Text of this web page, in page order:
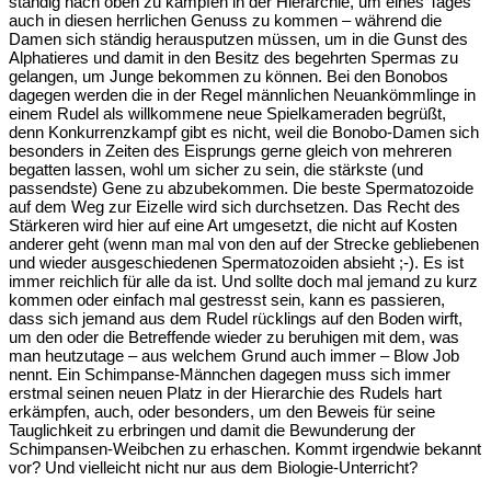
auch in diesen herrlichen Genuss zu kommen – während die
Damen sich ständig herausputzen müssen, um in die Gunst des
Alphatieres und damit in den Besitz des begehrten Spermas zu
gelangen, um Junge bekommen zu können. Bei den Bonobos
dagegen werden die in der Regel männlichen Neuankömmlinge in
einem Rudel als willkommene neue Spielkameraden begrüßt,
denn Konkurrenzkampf gibt es nicht, weil die Bonobo-Damen sich
besonders in Zeiten des Eisprungs gerne gleich von mehreren
begatten lassen, wohl um sicher zu sein, die stärkste (und
passendste) Gene zu abzubekommen. Die beste Spermatozoide
auf dem Weg zur Eizelle wird sich durchsetzen. Das Recht des
Stärkeren wird hier auf eine Art umgesetzt, die nicht auf Kosten
anderer geht (wenn man mal von den auf der Strecke gebliebenen
und wieder ausgeschiedenen Spermatozoiden absieht ;-). Es ist
immer reichlich für alle da ist. Und sollte doch mal jemand zu kurz
kommen oder einfach mal gestresst sein, kann es passieren,
dass sich jemand aus dem Rudel rücklings auf den Boden wirft,
um den oder die Betreffende wieder zu beruhigen mit dem, was
man heutzutage – aus welchem Grund auch immer – Blow Job
nennt. Ein Schimpanse-Männchen dagegen muss sich immer
erstmal seinen neuen Platz in der Hierarchie des Rudels hart
erkämpfen, auch, oder besonders, um den Beweis für seine
Tauglichkeit zu erbringen und damit die Bewunderung der
Schimpansen-Weibchen zu erhaschen. Kommt irgendwie bekannt
vor? Und vielleicht nicht nur aus dem Biologie-Unterricht?